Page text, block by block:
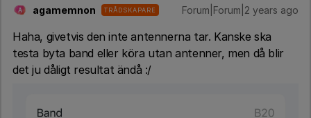
A agamemnon TRÅDSKAPARE Forum|Forum|2 years ago
Haha, givetvis den inte antennerna tar. Kanske ska
testa byta band eller köra utan antenner, men då blir
det ju dåligt resultat ändå :/